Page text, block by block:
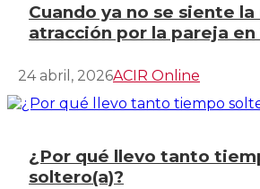
Cuando ya no se siente la
atracción por la pareja
24 abril, 2026ACIR Online
¿Por qué llevo tanto
soltero(a)?